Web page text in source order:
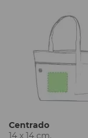
Centrado
14 x 14 cm.